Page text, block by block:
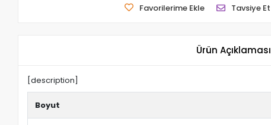
Favorilerime Ekle Tavsiye Et
Ürün Açıklaması
[description]
Boyut